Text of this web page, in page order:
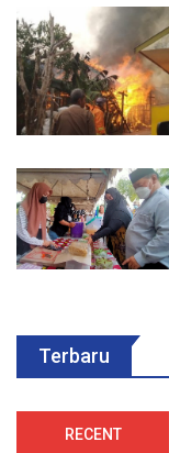
Terbaru
RECENT